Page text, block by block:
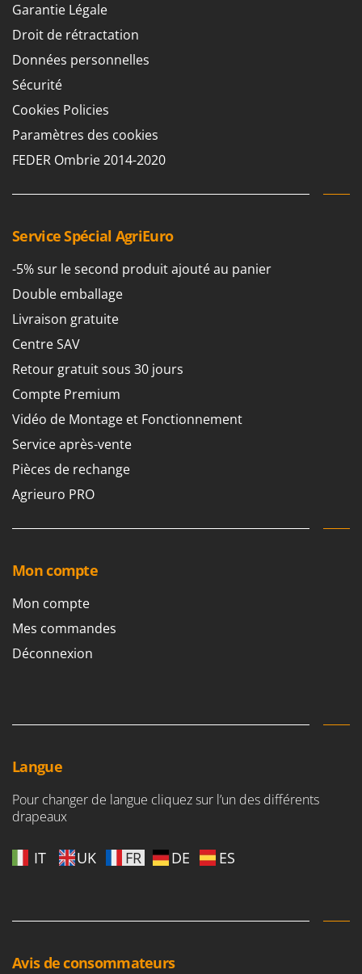
W
WIDU
Wortex
Worx
Z
Zanon
Zephir
ZGrills
Zodiac
Garantie Légale
Droit de rétractation
Données personnelles
Sécurité
Cookies Policies
Paramètres des cookies
FEDER Ombrie 2014-2020
Service Spécial AgriEuro
-5% sur le second produit ajouté au panier
Double emballage
Livraison gratuite
Centre SAV
Retour gratuit sous 30 jours
Compte Premium
Vidéo de Montage et Fonctionnement
Service après-vente
Pièces de rechange
Agrieuro PRO
Mon compte
Mon compte
Mes commandes
Déconnexion
Langue
Pour changer de langue cliquez sur l’un des différents
drapeaux
IT UK FR DE ES
Avis de consommateurs